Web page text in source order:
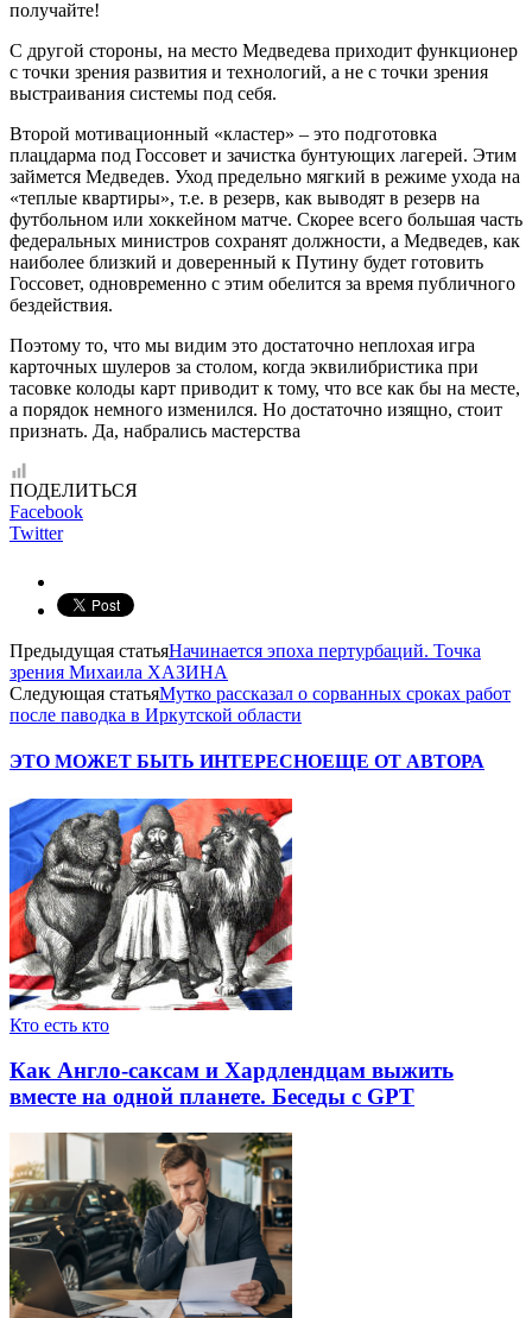
получайте!
С другой стороны, на место Медведева приходит функционер
с точки зрения развития и технологий, а не с точки зрения
выстраивания системы под себя.
Второй мотивационный «кластер» – это подготовка
плацдарма под Госсовет и зачистка бунтующих лагерей. Этим
займется Медведев. Уход предельно мягкий в режиме ухода на
«теплые квартиры», т.е. в резерв, как выводят в резерв на
футбольном или хоккейном матче. Скорее всего большая часть
федеральных министров сохранят должности, а Медведев, как
наиболее близкий и доверенный к Путину будет готовить
Госсовет, одновременно с этим обелится за время публичного
бездействия.
Поэтому то, что мы видим это достаточно неплохая игра
карточных шулеров за столом, когда эквилибристика при
тасовке колоды карт приводит к тому, что все как бы на месте,
а порядок немного изменился. Но достаточно изящно, стоит
признать. Да, набрались мастерства
ПОДЕЛИТЬСЯ
Facebook
Twitter
Предыдущая статьяНачинается эпоха пертурбаций. Точка
зрения Михаила ХАЗИНА
Следующая статьяМутко рассказал о сорванных сроках работ
после паводка в Иркутской области
ЭТО МОЖЕТ БЫТЬ ИНТЕРЕСНОЕЩЕ ОТ АВТОРА
Кто есть кто
Как Англо-саксам и Хардлендцам выжить
вместе на одной планете. Беседы с GPT